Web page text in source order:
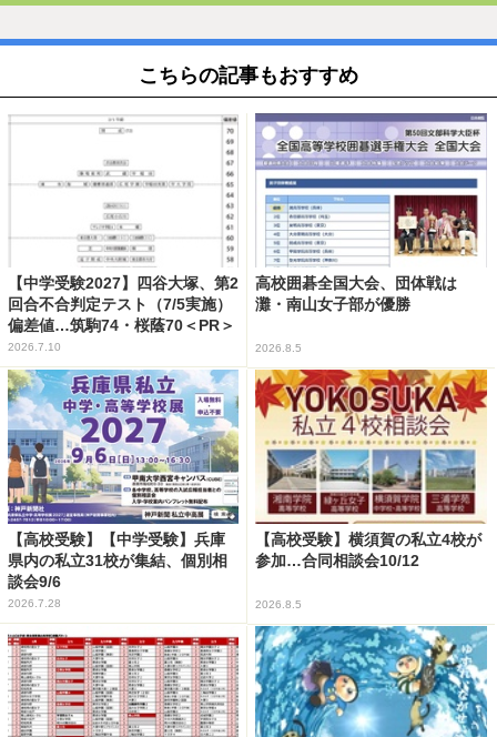
こちらの記事もおすすめ
【中学受験2027】四谷大塚、第2
回合不合判定テスト（7/5実施）
偏差値…筑駒74・桜蔭70＜PR＞
2026.7.10
高校囲碁全国大会、団体戦は
灘・南山女子部が優勝
2026.8.5
【高校受験】【中学受験】兵庫
県内の私立31校が集結、個別相
談会9/6
2026.7.28
【高校受験】横須賀の私立4校が
参加…合同相談会10/12
2026.8.5